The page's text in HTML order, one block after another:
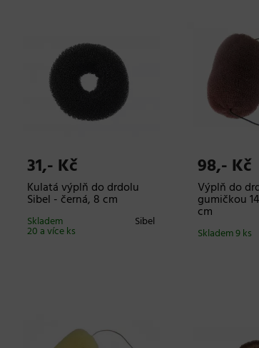
31,- Kč
Kulatá výplň do drdolu
Sibel - černá, 8 cm
Sibel
Skladem
20 a více ks
98,- Kč
Výplň do
gumičkou
cm
Skladem 9 ks